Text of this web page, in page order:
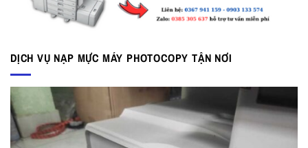
DỊCH VỤ NẠP MỰC MÁY PHOTOCOPY TẬN NƠI